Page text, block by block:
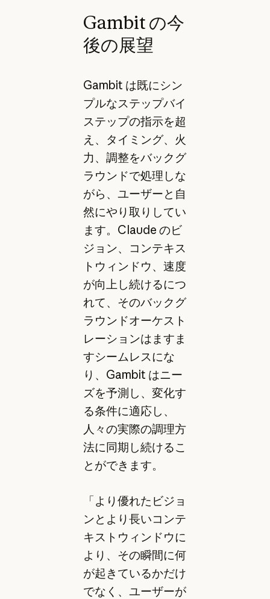
Gambit の今
後の展望
Gambit は既にシン
プルなステップバイ
ステップの指示を超
え、タイミング、火
力、調整をバックグ
ラウンドで処理しな
がら、ユーザーと自
然にやり取りしてい
ます。Claude のビ
ジョン、コンテキス
トウィンドウ、速度
が向上し続けるにつ
れて、そのバックグ
ラウンドオーケスト
レーションはますま
すシームレスにな
り、Gambit はニー
ズを予測し、変化す
る条件に適応し、
人々の実際の調理方
法に同期し続けるこ
とができます。
「より優れたビジョ
ンとより長いコンテ
キストウィンドウに
より、その瞬間に何
が起きているかだけ
でなく、ユーザーが